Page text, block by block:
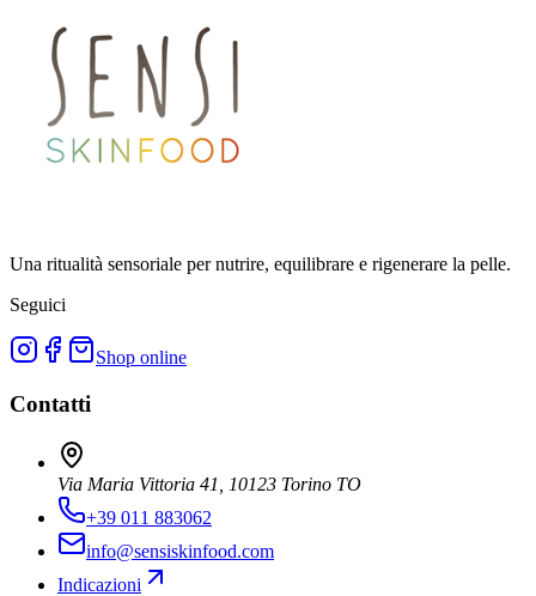
Una ritualità sensoriale per nutrire, equilibrare e rigenerare la pelle.
Seguici
Shop online
Contatti
Via Maria Vittoria 41, 10123 Torino TO
+39 011 883062
info@sensiskinfood.com
Indicazioni